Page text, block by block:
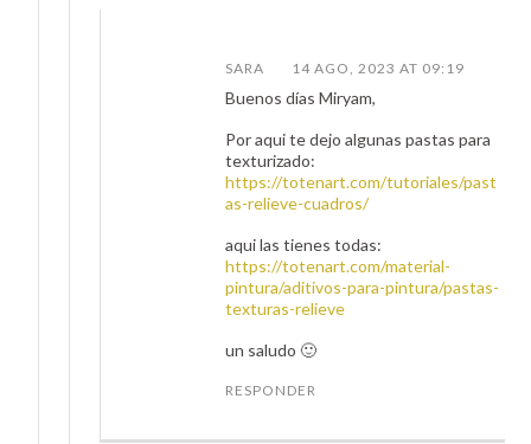
SARA 14 AGO, 2023 AT 09:19
Buenos días Miryam,
Por aqui te dejo algunas pastas para
texturizado:
https://totenart.com/tutoriales/past
as-relieve-cuadros/
aqui las tienes todas:
https://totenart.com/material-
pintura/aditivos-para-pintura/pastas-
texturas-relieve
un saludo 🙂
RESPONDER